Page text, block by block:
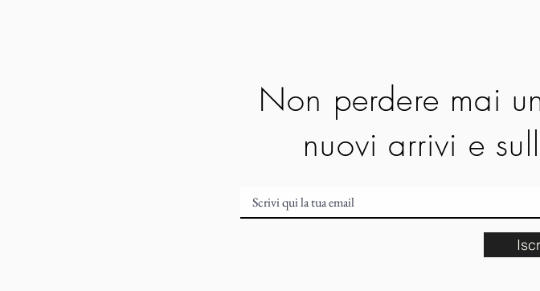
Non perdere mai
nuovi arrivi e